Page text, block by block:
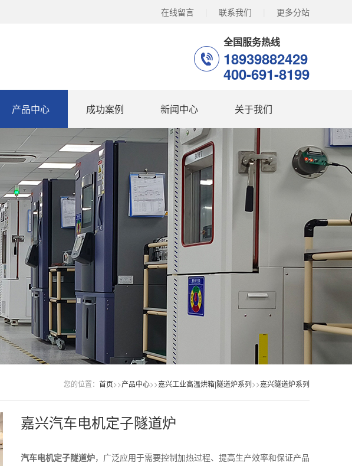
在线留言 联系我们 更多分站
全国服务热线
18939882429
400-691-8199
产品中心 成功案例 新闻中心 关于我们
您的位置： 首页>>产品中心>>嘉兴工业高温烘箱|隧道炉系列>>嘉兴隧道炉系列
嘉兴汽车电机定子隧道炉
汽车电机定子隧道炉，广泛应用于需要控制加热过程、提高生产效率和保证产品